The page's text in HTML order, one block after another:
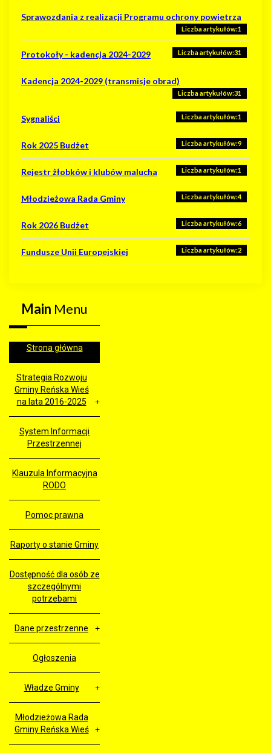
Formularze, wzory wniosków Liczba artykułów:40
Sprawozdania z realizacji Programu ochrony powietrza
Liczba artykułów:1
Protokoły - kadencja 2024-2029 Liczba artykułów:31
Kadencja 2024-2029 (transmisje obrad)
Liczba artykułów:31
Sygnaliści Liczba artykułów:1
Rok 2025 Budżet Liczba artykułów:9
Rejestr żłobków i klubów malucha Liczba artykułów:1
Młodzieżowa Rada Gminy Liczba artykułów:4
Rok 2026 Budżet Liczba artykułów:6
Fundusze Unii Europejskiej Liczba artykułów:2
Main Menu
Strona główna
Strategia Rozwoju
Gminy Reńska Wieś
na lata 2016-2025
System Informacji
Przestrzennej
Klauzula Informacyjna
RODO
Pomoc prawna
Raporty o stanie Gminy
Dostępność dla osób ze
szczególnymi
potrzebami
Dane przestrzenne
Ogłoszenia
Władze Gminy
Młodzieżowa Rada
Gminy Reńska Wieś